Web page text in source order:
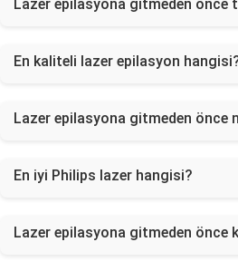
Lazer epilasyona gitmeden önce
En kaliteli lazer epilasyon
Lazer epilasyona gitmeden önce
En iyi Philips lazer hangisi?
Lazer epilasyona gitmeden önce